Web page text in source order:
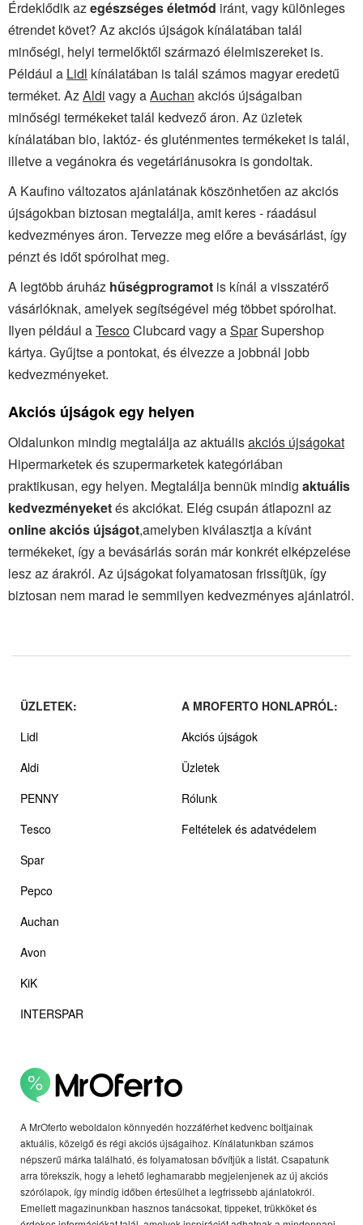
Érdeklődik azegészséges életmód iránt, vagy különleges
étrendet követ? Az akciós újságok kínálatában talál
minőségi, helyi termelőktől származó élelmiszereket is.
Például a Lidl kínálatában is talál számos magyar eredetű
terméket. AzAldi vagy aAuchan akciós újságaiban
minőségi termékeket talál kedvező áron. Az üzletek
kínálatában bio, laktóz- és gluténmentes termékeket is talál,
illetve a vegánokra és vegetáriánusokra is gondoltak.
A Kaufino változatos ajánlatának köszönhetően az akciós
újságokban biztosan megtalálja, amit keres - ráadásul
kedvezményes áron. Tervezze meg előre a bevásárlást, így
pénzt és időt spórolhat meg.
A legtöbb áruház hűségprogramot is kínál a visszatérő
vásárlóknak, amelyek segítségével még többet spórolhat.
Ilyen például aTescoClubcard vagy aSparSupershop
kártya. Gyűjtse a pontokat, és élvezze a jobbnál jobb
kedvezményeket.
Akciós újságok egy helyen
Oldalunkon mindig megtalálja az aktuálisakciós újságokat
Hipermarketek és szupermarketek kategóriában
praktikusan, egy helyen. Megtalálja bennük mindig aktuális
kedvezményeketés akciókat. Elég csupán átlapozni az
online akciós újságot,amelyben kiválasztja a kívánt
termékeket, így a bevásárlás során már konkrét elképzelése
lesz az árakról. Az újságokat folyamatosan frissítjük, így
biztosan nem marad le semmilyen kedvezményes ajánlatról.
A MrOferto weboldalon könnyedén hozzáférhet kedvenc boltjainak
aktuális, közelgő és régi akciós újságaihoz. Kínálatunkban számos
népszerű márka található, és folyamatosan bővítjük a listát. Csapatunk
arra törekszik, hogy a lehető leghamarabb megjelenjenek az új akciós
szórólapok, így mindig időben értesülhet a legfrissebb ajánlatokról.
Emellett magazinunkban hasznos tanácsokat, tippeket, trükköket és
ÜZLETEK:
Lidl
Aldi
PENNY
Tesco
Spar
Pepco
Auchan
Avon
KiK
INTERSPAR
A MROFERTO HONLAPRÓL:
Akciós újságok
Üzletek
Rólunk
Feltételek és adatvédelem